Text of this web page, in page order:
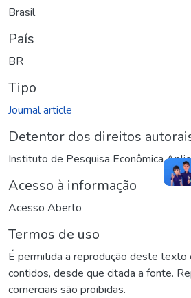
Brasil
País
BR
Tipo
Journal article
Detentor dos direitos
Instituto de Pesquisa Econômica
Acesso à informação
Acesso Aberto
Termos de uso
É permitida a reprodução deste texto
contidos, desde que citada a fonte.
comerciais são proibidas.